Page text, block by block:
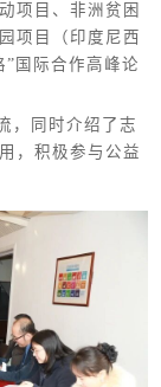
项目、非洲贫困
项目（印度尼西
国际合作高峰论
，同时介绍了志
，积极参与公益